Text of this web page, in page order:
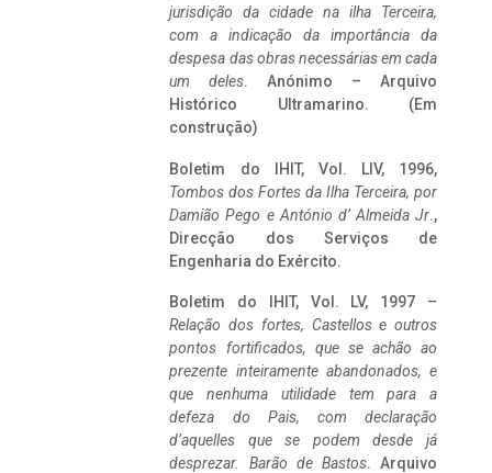
jurisdição da cidade na ilha Terceira,
com a indicação da importância da
despesa das obras necessárias em cada
um deles. Anónimo – Arquivo
Histórico Ultramarino. (Em
construção)
Boletim do IHIT, Vol. LIV, 1996,
Tombos dos Fortes da Ilha Terceira, por
Damião Pego e António d’ Almeida Jr.,
Direcção dos Serviços de
Engenharia do Exército.
Boletim do IHIT, Vol. LV, 1997 –
Relação dos fortes, Castellos e outros
pontos fortificados, que se achão ao
prezente inteiramente abandonados, e
que nenhuma utilidade tem para a
defeza do Pais, com declaração
d’aquelles que se podem desde já
desprezar. Barão de Bastos. Arquivo